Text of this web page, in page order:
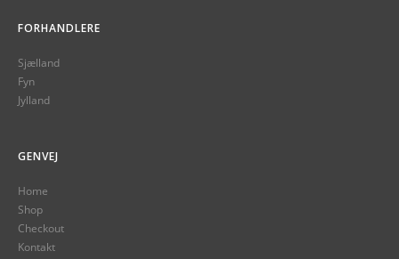
FORHANDLERE
Sjælland
Fyn
Jylland
GENVEJ
Home
Shop
Checkout
Kontakt